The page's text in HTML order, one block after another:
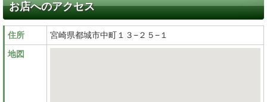
お店へのアクセス
住所
宮崎県都城市中町１３−２５−１
地図